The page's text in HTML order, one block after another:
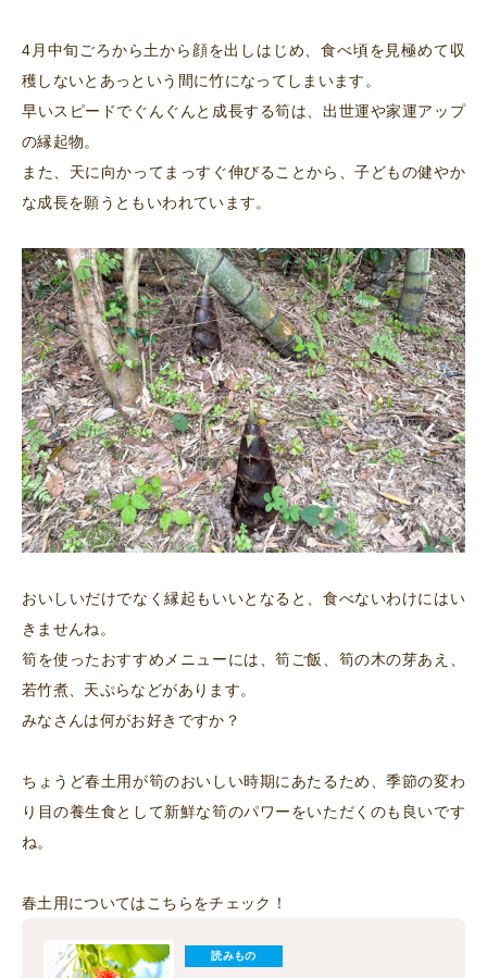
4月中旬ごろから土から顔を出しはじめ、食べ頃を見極めて収
穫しないとあっという間に竹になってしまいます。
早いスピードでぐんぐんと成長する筍は、出世運や家運アップ
の縁起物。
また、天に向かってまっすぐ伸びることから、子どもの健やか
な成長を願うともいわれています。
おいしいだけでなく縁起もいいとなると、食べないわけにはい
きませんね。
筍を使ったおすすめメニューには、筍ご飯、筍の木の芽あえ、
若竹煮、天ぷらなどがあります。
みなさんは何がお好きですか？
ちょうど春土用が筍のおいしい時期にあたるため、季節の変わ
り目の養生食として新鮮な筍のパワーをいただくのも良いです
ね。
春土用についてはこちらをチェック！
読みもの